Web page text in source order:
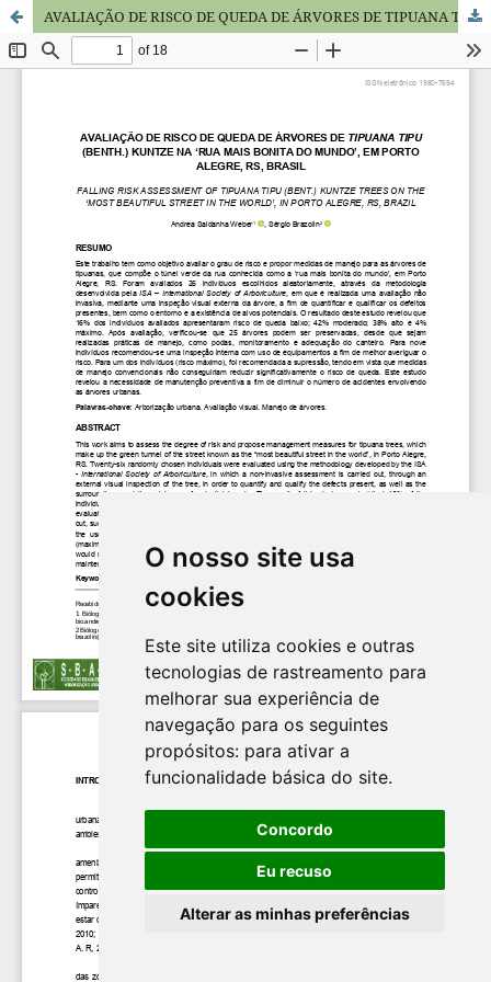
O nosso site usa
cookies
Este site utiliza cookies e outras
tecnologias de rastreamento para
melhorar sua experiência de
navegação para os seguintes
propósitos: para ativar a
funcionalidade básica do site.
Concordo
Eu recuso
Alterar as minhas preferências
AVALIAÇÃO DE RISCO DE QUEDA DE ÁRVORES DE TIPUANA TIPU (BENTH.) KUNTZE NA ‘RUA MAIS BONITA DO MUNDO’, EM PORTO ALEGRE, RS, BRASIL